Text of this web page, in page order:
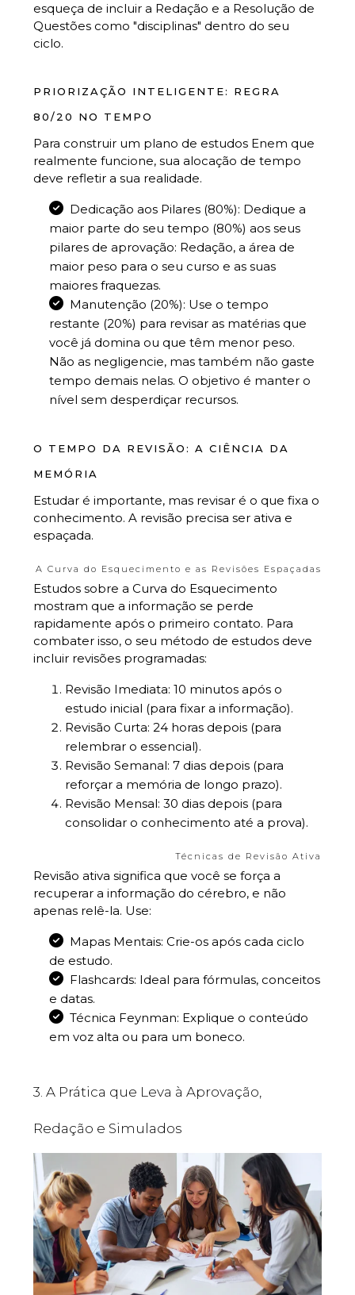
esqueça de incluir a Redação e a Resolução de
Questões como "disciplinas" dentro do seu
ciclo.
PRIORIZAÇÃO INTELIGENTE: REGRA
80/20 NO TEMPO
Para construir um plano de estudos Enem que
realmente funcione, sua alocação de tempo
deve refletir a sua realidade.
Dedicação aos Pilares (80%): Dedique a
maior parte do seu tempo (80%) aos seus
pilares de aprovação: Redação, a área de
maior peso para o seu curso e as suas
maiores fraquezas.
Manutenção (20%): Use o tempo
restante (20%) para revisar as matérias que
você já domina ou que têm menor peso.
Não as negligencie, mas também não gaste
tempo demais nelas. O objetivo é manter o
nível sem desperdiçar recursos.
O TEMPO DA REVISÃO: A CIÊNCIA DA
MEMÓRIA
Estudar é importante, mas revisar é o que fixa o
conhecimento. A revisão precisa ser ativa e
espaçada.
A Curva do Esquecimento e as Revisões Espaçadas
Estudos sobre a Curva do Esquecimento
mostram que a informação se perde
rapidamente após o primeiro contato. Para
combater isso, o seu método de estudos deve
incluir revisões programadas:
Revisão Imediata: 10 minutos após o
estudo inicial (para fixar a informação).
Revisão Curta: 24 horas depois (para
relembrar o essencial).
Revisão Semanal: 7 dias depois (para
reforçar a memória de longo prazo).
Revisão Mensal: 30 dias depois (para
consolidar o conhecimento até a prova).
Técnicas de Revisão Ativa
Revisão ativa significa que você se força a
recuperar a informação do cérebro, e não
apenas relê-la. Use:
Mapas Mentais: Crie-os após cada ciclo
de estudo.
Flashcards: Ideal para fórmulas, conceitos
e datas.
Técnica Feynman: Explique o conteúdo
em voz alta ou para um boneco.
3. A Prática que Leva à Aprovação,
Redação e Simulados